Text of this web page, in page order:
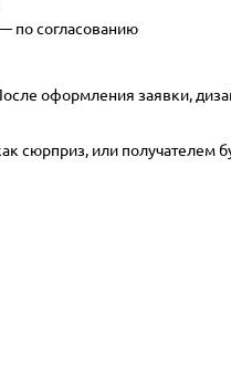
по согласованию
оформления заявки,
сюрприз, или получателем